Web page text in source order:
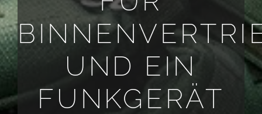
UND EIN
FUNKGERÄT